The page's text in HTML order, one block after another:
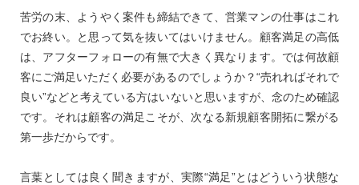
苦労の末、ようやく案件も締結できて、営業マンの仕事はこれ
でお終い。と思って気を抜いてはいけません。顧客満足の高低
は、アフターフォローの有無で大きく異なります。では何故顧
客にご満足いただく必要があるのでしょうか？“売れればそれで
良い”などと考えている方はいないと思いますが、念のため確認
です。それは顧客の満足こそが、次なる新規顧客開拓に繋がる
第一歩だからです。
言葉としては良く聞きますが、実際“満足”とはどういう状態な